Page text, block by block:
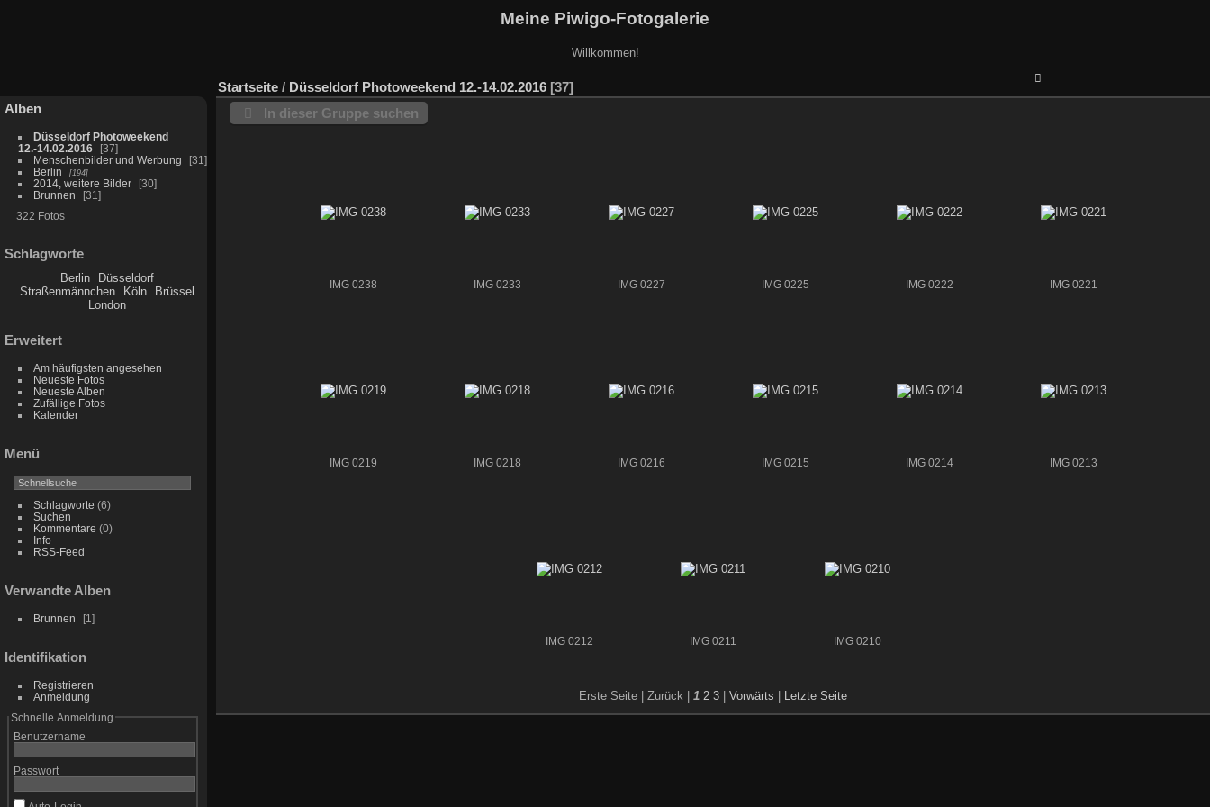
Meine Piwigo-Fotogalerie
Willkommen!
Alben
Düsseldorf Photoweekend
12.-14.02.2016
37
Menschenbilder und Werbung
31
Berlin
194
2014, weitere Bilder
30
Brunnen
31
322 Fotos
Schlagworte
Berlin
Düsseldorf
Straßenmännchen
Köln
Brüssel
London
Erweitert
Am häufigsten angesehen
Neueste Fotos
Neueste Alben
Zufällige Fotos
Kalender
Menü
Schlagworte (6)
Suchen
Kommentare (0)
Info
RSS-Feed
Verwandte Alben
Brunnen 1
Identifikation
Registrieren
Anmeldung
Schnelle Anmeldung
Benutzername
Passwort
Startseite / Düsseldorf Photoweekend 12.-14.02.2016 37
In dieser Gruppe suchen
IMG 0238 IMG 0233 IMG 0227 IMG 0225 IMG 0222 IMG 0221
IMG 0219 IMG 0218 IMG 0216 IMG 0215 IMG 0214 IMG 0213
IMG 0212 IMG 0211 IMG 0210
Erste Seite | Zurück | 1 2 3 Vorwärts Letzte Seite